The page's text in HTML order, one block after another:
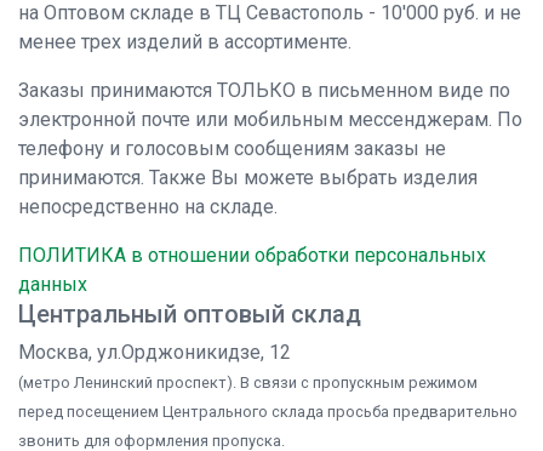
на Оптовом складе в ТЦ Севастополь - 10'000 руб. и не
менее трех изделий в ассортименте.
Заказы принимаются ТОЛЬКО в письменном виде по
электронной почте или мобильным мессенджерам. По
телефону и голосовым сообщениям заказы не
принимаются. Также Вы можете выбрать изделия
непосредственно на складе.
ПОЛИТИКА в отношении обработки персональных
данных
Центральный оптовый склад
Москва, ул.Орджоникидзе, 12
(метро Ленинский проспект). В связи с пропускным режимом
перед посещением Центрального склада просьба предварительно
звонить для оформления пропуска.